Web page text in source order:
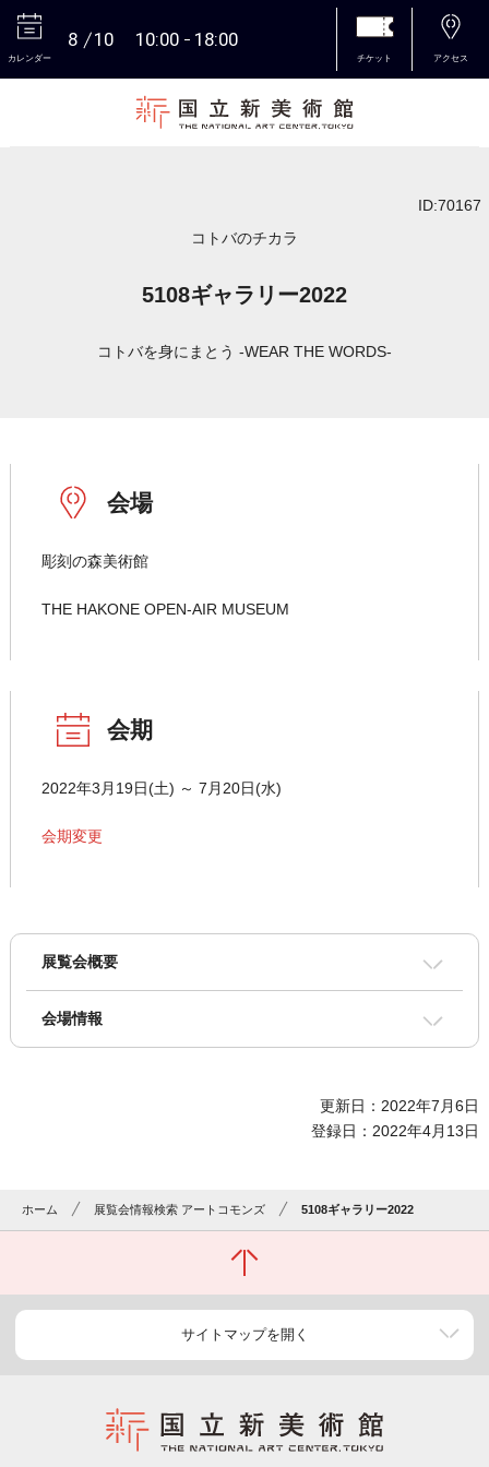
カレンダー
8 10 10:00 18:00
チケット アクセス
ID:70167
コトバのチカラ
5108ギャラリー2022
コトバを身にまとう -WEAR THE WORDS-
会場
彫刻の森美術館
THE HAKONE OPEN-AIR MUSEUM
会期
2022年3月19日(土) ～ 7月20日(水)
会期変更
展覧会概要
会場情報
更新日：2022年7月6日
登録日：2022年4月13日
ホーム 展覧会情報検索 アートコモンズ 5108ギャラリー2022
サイトマップを開く